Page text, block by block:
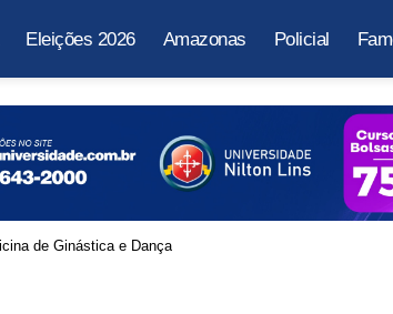
Eleições 2026 Amazonas Policial
de Ginástica e Dança